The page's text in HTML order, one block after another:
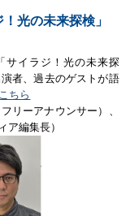
光の未来探検」
サイラジ！光の未来探
者、過去のゲストが語
こちら
リーアナウンサー）、
ア編集長）